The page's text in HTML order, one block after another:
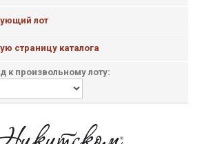
лот
страницу каталога
к произвольному лоту: